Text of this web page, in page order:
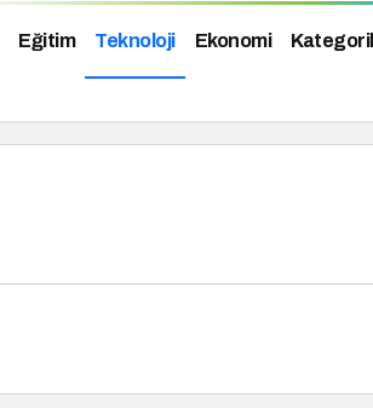
Eğitim Teknoloji Ekonomi